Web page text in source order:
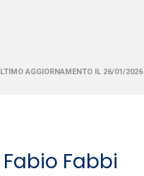
AGGIORNAMENTO IL 26/01/2026
Fabio Fabbi